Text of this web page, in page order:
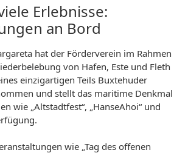
Erlebnisse:
an Bord
hat der Förderverein im Rahmen
von Hafen, Este und Fleth
einzigartigen Teils Buxtehuder
und stellt das maritime Denkmal
wie „Altstadtfest“, „HanseAhoi“ und
wie „Tag des offenen